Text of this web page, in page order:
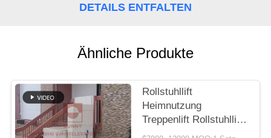
SITEMAP
PRIVACY
POLICY
DETAILS ENTFALTEN
Ähnliche Produkte
Rollstuhllift
Heimnutzung
Treppenlift Rollstuhllift
Villalift